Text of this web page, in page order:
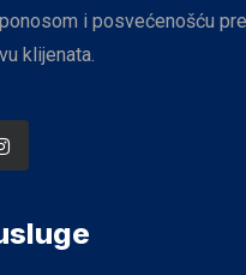
i posvećenošću
klijenata.